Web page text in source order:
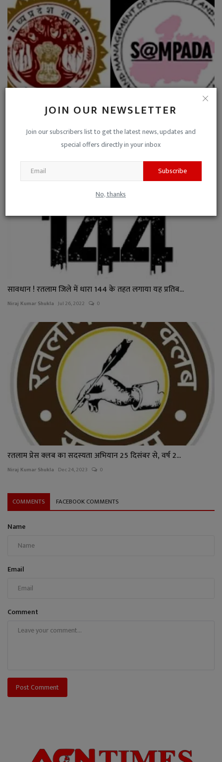
JOIN OUR NEWSLETTER
Join our subscribers list to get the latest news, updates and
special offers directly in your inbox
Subscribe
No, thanks
Niraj Kumar Shukla 0
सावधान ! रतलाम जिले में धारा 144 के तहत लगाया यह प्रतिब...
Niraj Kumar Shukla Jul 26, 2022 0
रतलाम प्रेस क्लब का सदस्यता अभियान 25 दिसंबर से, वर्ष 2...
Niraj Kumar Shukla Dec 24, 2023 0
COMMENTS FACEBOOK COMMENTS
Name
Email
Comment
Post Comment